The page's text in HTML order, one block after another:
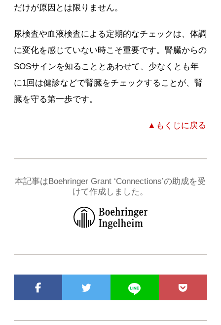
だけが原因とは限りません。
尿検査や血液検査による定期的なチェックは、体調
に変化を感じていない時こそ重要です。腎臓からの
SOSサインを知ることとあわせて、少なくとも年
に1回は健診などで腎臓をチェックすることが、腎
臓を守る第一歩です。
▲もくじに戻る
本記事はBoehringer Grant ‘Connections’の助成を受
けて作成しました。